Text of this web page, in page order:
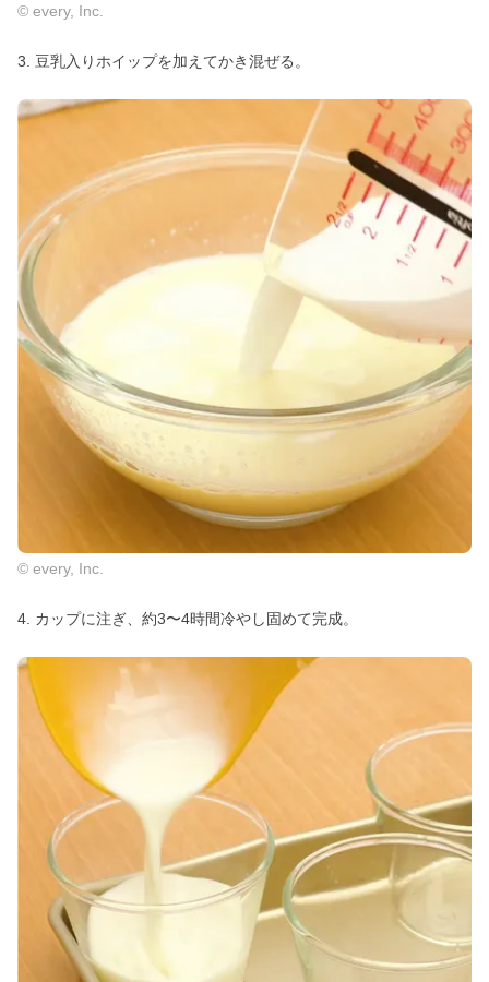
© every, Inc.
3. 豆乳入りホイップを加えてかき混ぜる。
© every, Inc.
4. カップに注ぎ、約3〜4時間冷やし固めて完成。